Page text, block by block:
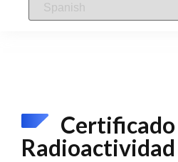
Certificado
Radioactividad